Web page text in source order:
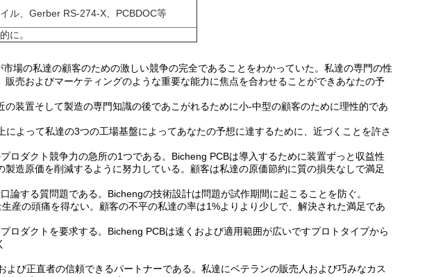
ル、Gerber RS-274-X、PCBDOC等
に。
場の私達の顧客のための激しい競争の完全であることをわかっていた。私達の専門の性
売およびマーケティングのような重要な能力に焦点を合わせることができあなたの予
装置そして製造の専門知識の後であこがれるために小-中型の顧客のために理性的であ
よって私達の3つの工場基盤によってあなたの予想に達するために、近づくことを許さ
ロダクト競争力の急所の1つである。Bicheng PCBは導入するために装置ずっと収益性
造原価を削減するように努力している。顧客は私達の原価節約に質の損失なしで満足
論する質問題である。Bichengの技術設計は問題が試作期間に起こることを防ぐ。
産の頭痛を得ない。顧客の不平の私達の率は1%よりより少しで、解決された満足であ
ロダクトを要求する。Bicheng PCBは速くおよび適用範囲が広いですプロトタイプから
び正直者の信頼できるパートナーである。私達にベテランの販売人および巧みなカス